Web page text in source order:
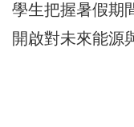
學生把握暑假期
開啟對未來能源